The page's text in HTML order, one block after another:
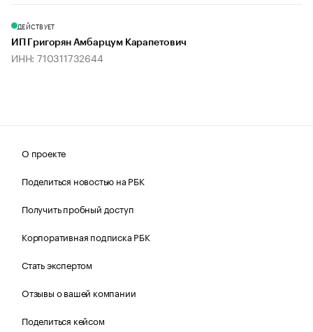
ДЕЙСТВУЕТ
ИП Григорян Амбарцум Карапетович
ИНН: 710311732644
О проекте
Поделиться новостью на РБК
Получить пробный доступ
Корпоративная подписка РБК
Стать экспертом
Отзывы о вашей компании
Поделиться кейсом